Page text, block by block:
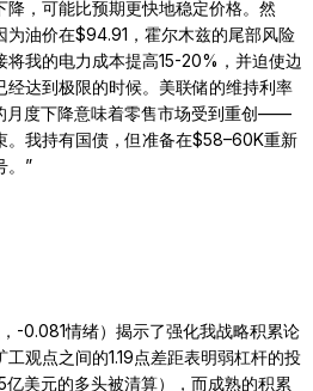
降，可能比预期更快地稳定价格。然
为油价在$94.91，霍尔木兹的尾部风险
将我的电力成本提高15-20%，并迫使边
经达到极限的时候。美联储的维持利率
月度下降意味着零售市场受到重创——
。我持有国债，但准备在$58–60K重新
”
-0.081情绪）揭示了强化我战略积累论
观点之间的1.19点差距表明弱杠杆的投
亿美元的多头被清算），而成熟的积累